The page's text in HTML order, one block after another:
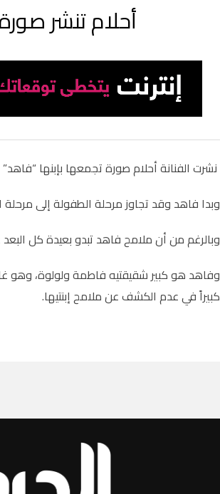
أحلام تنشر
نشرت الفنانة أحلام صورة تجمعها بإبنها
وبدا فاهد وقد تجاوز مرحلة الطفولة إلى مرحلة
وبالرغم من أن ملامح فاهد تبدو بعيدة كل
وفاهد هو كبير شقيقتيه فاطمة ولولوة، وهو
كبيراً في عدم الكشف عن ملامح إبنتيها.